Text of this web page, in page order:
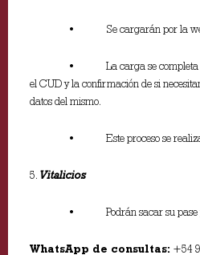
• Se cargarán por la web los
• La carga se completa una
el CUD y la confirmación de si
datos del mismo.
• Este proceso se realiza
5.Vitalicios
• Podrán sacar su pase por
WhatsApp de consultas: +54